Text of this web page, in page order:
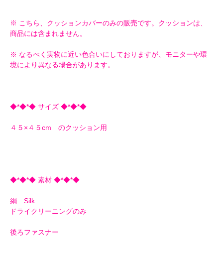
※ こちら、クッションカバーのみの販売です。クッションは、
商品には含まれません。
※ なるべく実物に近い色合いにしておりますが、モニターや環
境により異なる場合があります。
◆*◆*◆ サイズ ◆*◆*◆
４５×４５cm のクッション用
◆*◆*◆ 素材 ◆*◆*◆
絹 Silk
ドライクリーニングのみ
後ろファスナー